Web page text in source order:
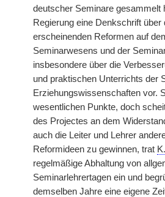
deutscher Seminare gesammelt
Regierung eine Denkschrift über
erscheinenden Reformen auf
Seminarwesens und der
insbesondere über die
und praktischen Unterrichts der
Erziehungswissenschaften vor.
wesentlichen Punkte, doch
des Projectes an dem
auch die Leiter und Lehrer
Reformideen zu gewinnen, trat K.
regelmäßige Abhaltung von
Seminarlehrertagen ein und
demselben Jahre eine eigene